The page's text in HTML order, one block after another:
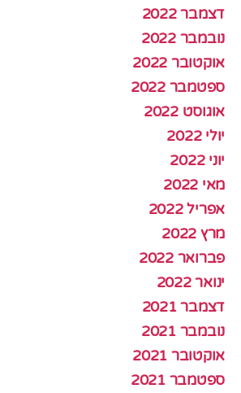
דצמבר 2022
נובמבר 2022
אוקטובר 2022
ספטמבר 2022
אוגוסט 2022
יולי 2022
יוני 2022
מאי 2022
אפריל 2022
מרץ 2022
פברואר 2022
ינואר 2022
דצמבר 2021
נובמבר 2021
אוקטובר 2021
ספטמבר 2021